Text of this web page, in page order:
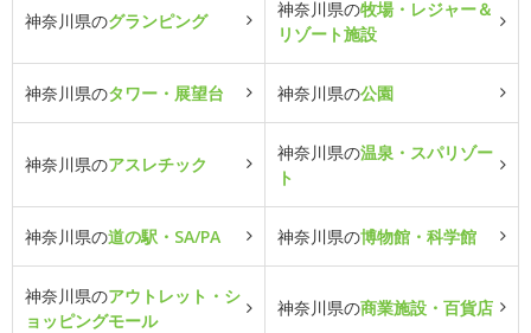
神奈川県のグランピング
神奈川県の牧場・レジャー＆
リゾート施設
神奈川県のタワー・展望台 神奈川県の公園
神奈川県のアスレチック
神奈川県の温泉・スパリゾー
ト
神奈川県の道の駅・SA/PA 神奈川県の博物館・科学館
神奈川県のアウトレット・シ
ョッピングモール
神奈川県の商業施設・百貨店